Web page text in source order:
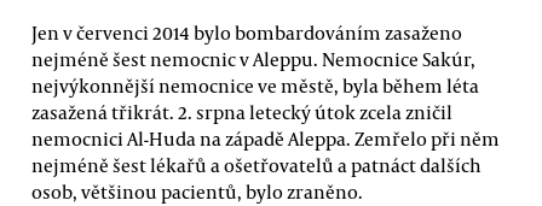
Jen v červenci 2014 bylo bombardováním zasaženo
nejméně šest nemocnic v Aleppu. Nemocnice Sakúr,
nejvýkonnější nemocnice ve městě, byla během léta
zasažená třikrát. 2. srpna letecký útok zcela zničil
nemocnici Al-Huda na západě Aleppa. Zemřelo při něm
nejméně šest lékařů a ošetřovatelů a patnáct dalších
osob, většinou pacientů, bylo zraněno.